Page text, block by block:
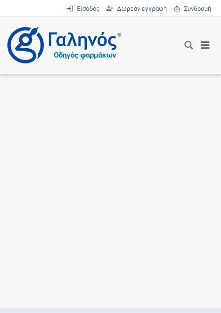
Είσοδος Δωρεάν εγγραφή Συνδρομή
®
Οδηγός φαρμάκων